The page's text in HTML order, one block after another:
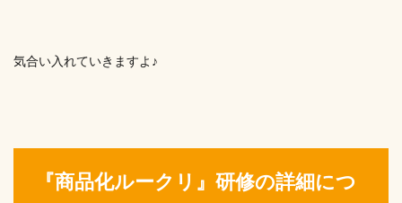
気合い入れていきますよ♪
『商品化ルークリ』研修の詳細につ